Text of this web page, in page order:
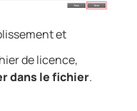
et
de licence,
dans le fichier.